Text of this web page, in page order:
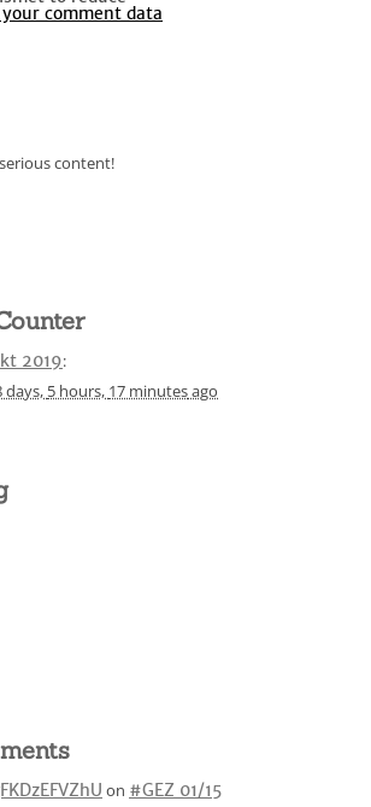
comment data
content!
2019:
days, 5 hours, 17 minutesago
on #GEZ 01/15